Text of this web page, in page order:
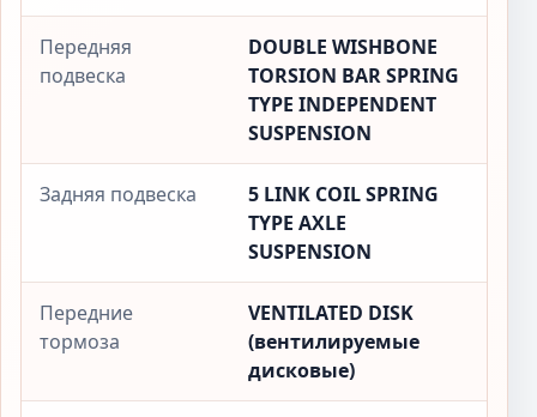
Передняя
подвеска
DOUBLE WISHBONE
TORSION BAR SPRING
TYPE INDEPENDENT
SUSPENSION
Задняя подвеска
5 LINK COIL SPRING
TYPE AXLE
SUSPENSION
Передние
тормоза
VENTILATED DISK
(вентилируемые
дисковые)